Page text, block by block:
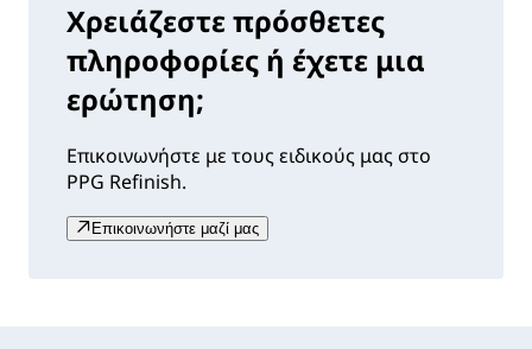
Χρειάζεστε πρόσθετες
πληροφορίες ή έχετε μια
ερώτηση;
Επικοινωνήστε με τους ειδικούς μας στο
PPG Refinish.
Επικοινωνήστε μαζί μας